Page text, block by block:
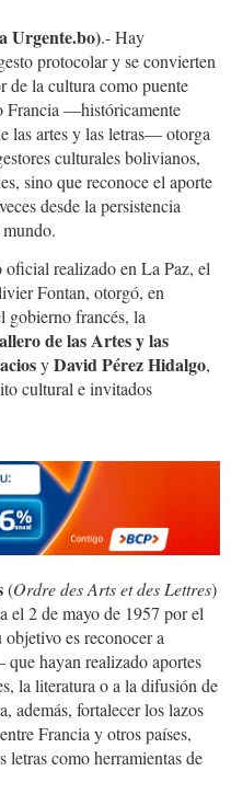
Urgente.bo).- Hay
protocolar y se convierten
de la cultura como puente
Francia —históricamente
las artes y las letras— otorga
culturales bolivianos,
sino que reconoce el aporte
desde la persistencia
realizado en La Paz, el
Fontan, otorgó, en
gobierno francés, la
de las Artes y las
yDavid Pérez Hidalgo,
cultural e invitados
(Ordre des Arts et des Lettres)
el 2 de mayo de 1957 por el
es reconocer a
hayan realizado aportes
la literatura o a la difusión de
además, fortalecer los lazos
Francia y otros países,
letras como herramientas de